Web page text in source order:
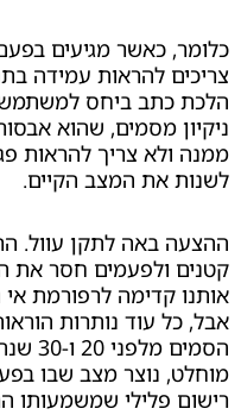
מגיעים בפעם
להראות עמידה בתנאי
ביחס למשתמשי
שהוא אבסורד
צריך להראות פגיעה
המצב הקיים.
לתקן עוול.
חסר את האומץ.
לרפורמת אי
עוד נותרות הוראות
הסמים מלפני 20 ו-
מצב שבו בפעם
שמשמעותו הרשעה